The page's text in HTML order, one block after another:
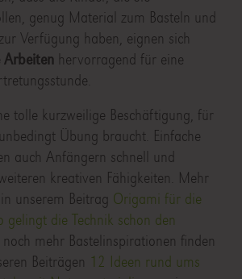
genug Material zum Basteln und
Verfügung haben, eignen sich
Arbeiten hervorragend für eine
tolle kurzweilige Beschäftigung, für
Übung braucht. Einfache
auch Anfängern schnell und
kreativen Fähigkeiten. Mehr
unserem Beitrag Origami für die
gelingt die Technik schon den
noch mehr Bastelinspirationen finden
Beiträgen 12 Ideen rund ums